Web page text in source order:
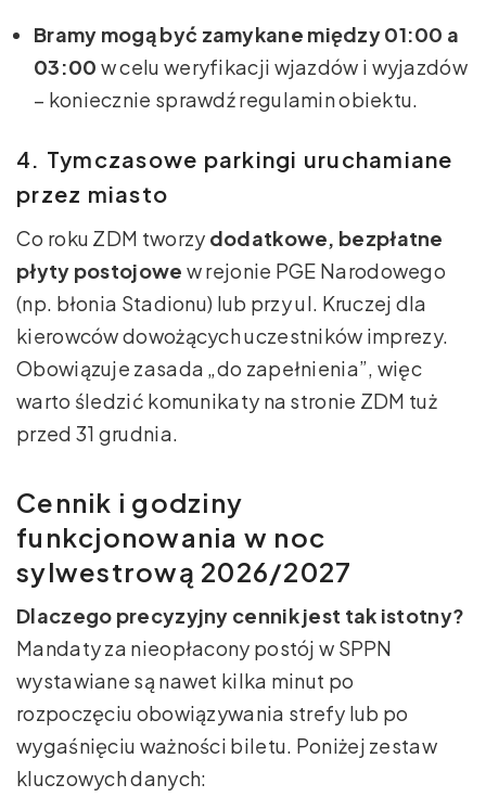
Bramy mogą być zamykane między 01:00 a
03:00 w celu weryfikacji wjazdów i wyjazdów
– koniecznie sprawdź regulamin obiektu.
4. Tymczasowe parkingi uruchamiane
przez miasto
Co roku ZDM tworzy dodatkowe, bezpłatne
płyty postojowe w rejonie PGE Narodowego
(np. błonia Stadionu) lub przy ul. Kruczej dla
kierowców dowożących uczestników imprezy.
Obowiązuje zasada „do zapełnienia”, więc
warto śledzić komunikaty na stronie ZDM tuż
przed 31 grudnia.
Cennik i godziny
funkcjonowania w noc
sylwestrową 2026/2027
Dlaczego precyzyjny cennik jest tak istotny?
Mandaty za nieopłacony postój w SPPN
wystawiane są nawet kilka minut po
rozpoczęciu obowiązywania strefy lub po
wygaśnięciu ważności biletu. Poniżej zestaw
kluczowych danych: